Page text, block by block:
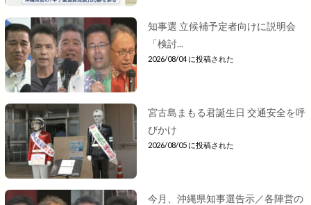
知事選 立候補予定者向けに説明会
「検討...
2026/08/04 に投稿された
宮古島まもる君誕生日 交通安全を呼
びかけ
2026/08/05 に投稿された
今月、沖縄県知事選告示／各陣営の